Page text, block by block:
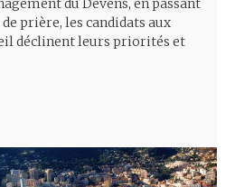
du Devens, en passant
prière, les candidats aux
déclinent leurs priorités et